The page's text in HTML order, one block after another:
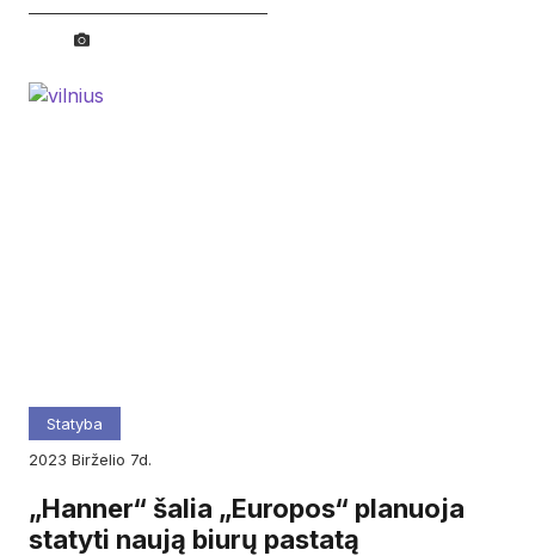
Statyba
2023
birželio 7d.
„Hanner“ šalia „Europos“ planuoja
statyti naują biurų pastatą